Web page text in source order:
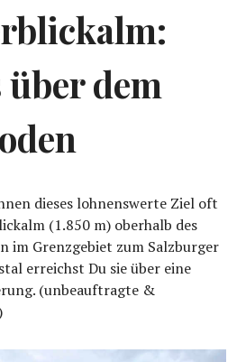
dem
dieses lohnenswerte Ziel oft
(1.850 m) oberhalb des
im Grenzgebiet zum Salzburger
erreichst Du sie über eine
(unbeauftragte &